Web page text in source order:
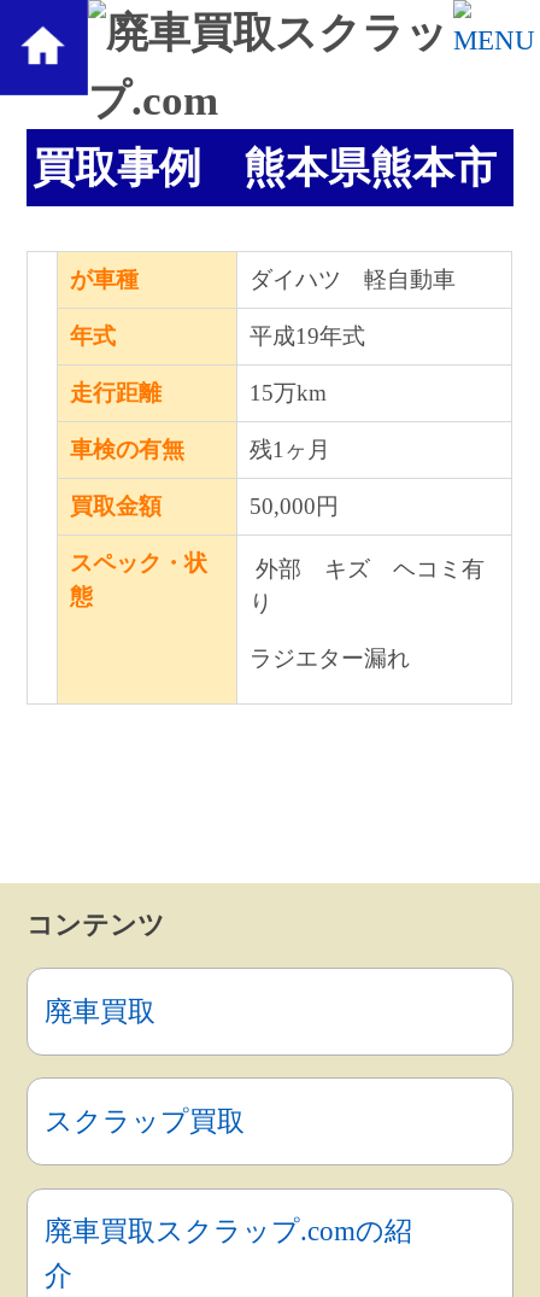
買取事例 熊本県熊本市
が車種 ダイハツ 軽自動車
年式 平成19年式
走行距離 15万km
車検の有無 残1ヶ月
買取金額 50,000円
スペック・状
外部 キズ ヘコミ有
り
ラジエター漏れ
コンテンツ
廃車買取
スクラップ買取